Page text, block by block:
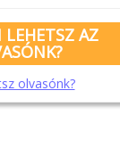
LEHETSZ AZ